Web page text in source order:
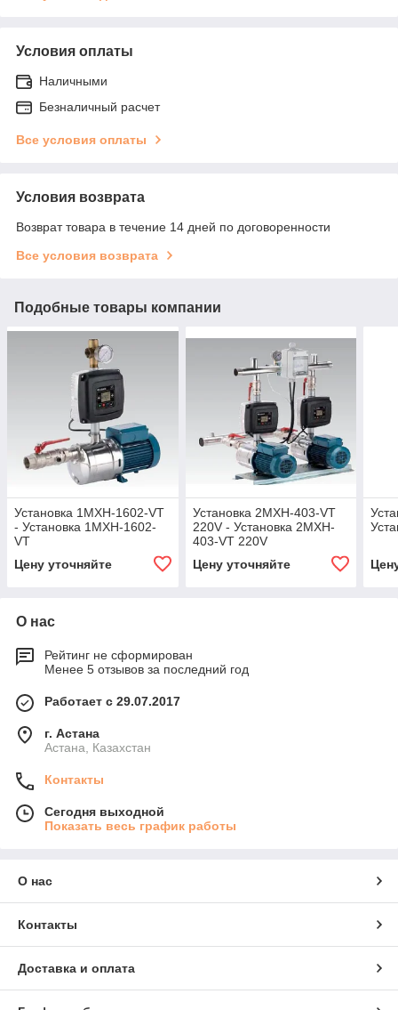
Условия оплаты
Наличными
Безналичный расчет
Все условия оплаты
Условия возврата
Возврат товара в течение 14 дней по договоренности
Все условия возврата
Подобные товары компании
Установка 1MXH-1602-VT
- Установка 1MXH-1602-
VT
Цену уточняйте
Установка 2MXH-403-VT
220V - Установка 2MXH-
403-VT 220V
Цену уточняйте
О нас
Рейтинг не сформирован
Менее 5 отзывов за последний год
Работает с 29.07.2017
г. Астана
Астана, Казахстан
Контакты
Сегодня выходной
Показать весь график работы
О нас
Контакты
Доставка и оплата